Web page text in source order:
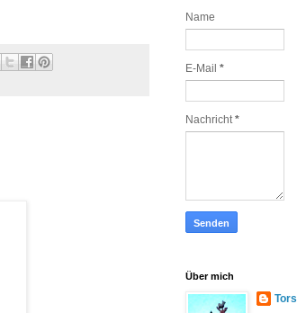
Name
E-Mail *
Nachricht*
Über mich